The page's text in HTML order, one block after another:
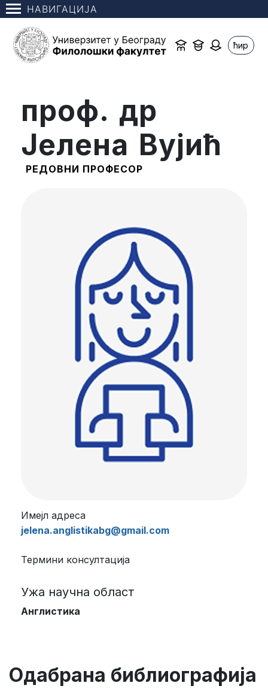
НАВИГАЦИЈА
ћир
проф. др
Јелена Вујић
РЕДОВНИ ПРОФЕСОР
Имејл адреса
jelena.anglistikabg@gmail.com
Термини консултација
Ужа научна област
Англистика
Одабрана библиографија